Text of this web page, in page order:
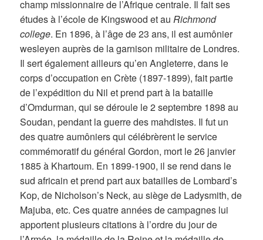
champ missionnaire de l’Afrique centrale. Il fait ses
études à l’école de Kingswood et auRichmond
college. En 1896, à l’âge de 23 ans, il est aumônier
wesleyen auprès de la garnison militaire de Londres.
Il sert également ailleurs qu’en Angleterre, dans le
corps d’occupation en Crète (1897-1899), fait partie
de l’expédition du Nil et prend part à la bataille
d’Omdurman, qui se déroule le 2 septembre 1898 au
Soudan, pendant la guerre des mahdistes. Il fut un
des quatre aumôniers qui célébrèrent le service
commémoratif du général Gordon, mort le 26 janvier
1885 à Khartoum. En 1899-1900, il se rend dans le
sud africain et prend part aux batailles de Lombard’s
Kop, de Nicholson’s Neck, au siège de Ladysmith, de
Majuba, etc. Ces quatre années de campagnes lui
apportent plusieurs citations à l’ordre du jour de